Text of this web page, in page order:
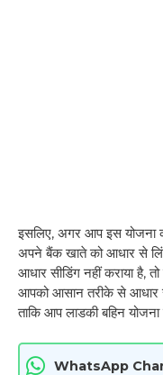
इसलिए, अगर आप इस योजना
अपने बैंक खाते को आधार से
आधार सीडिंग नहीं कराया है,
आपको आसान तरीके से आधार
ताकि आप लाडकी बहिन
WhatsApp